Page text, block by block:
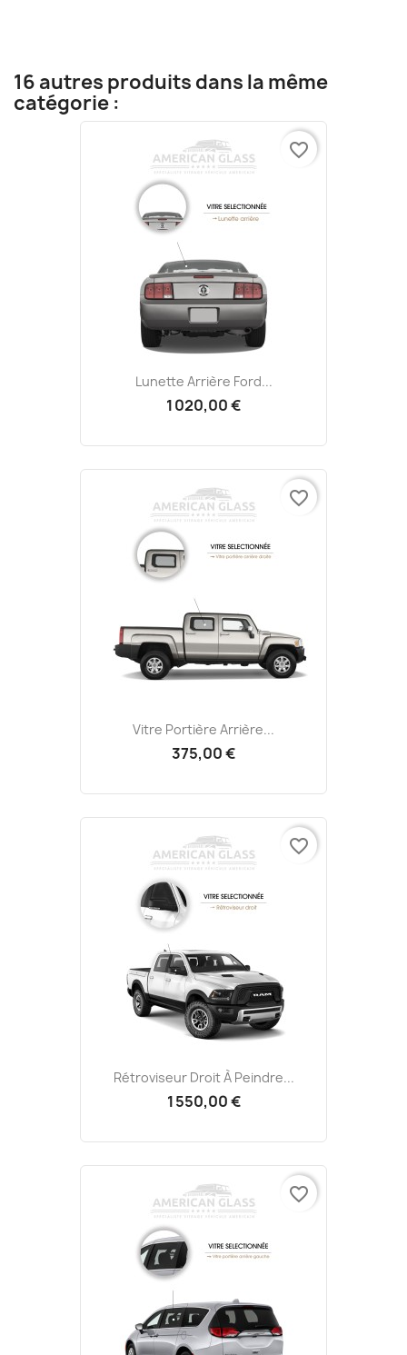
16 autres produits dans la même
catégorie :
Lunette Arrière Ford...
1 020,00 €
favorite_border
Vitre Portière Arrière...
375,00 €
favorite_border
Rétroviseur Droit À Peindre...
1 550,00 €
favorite_border
favorite_border